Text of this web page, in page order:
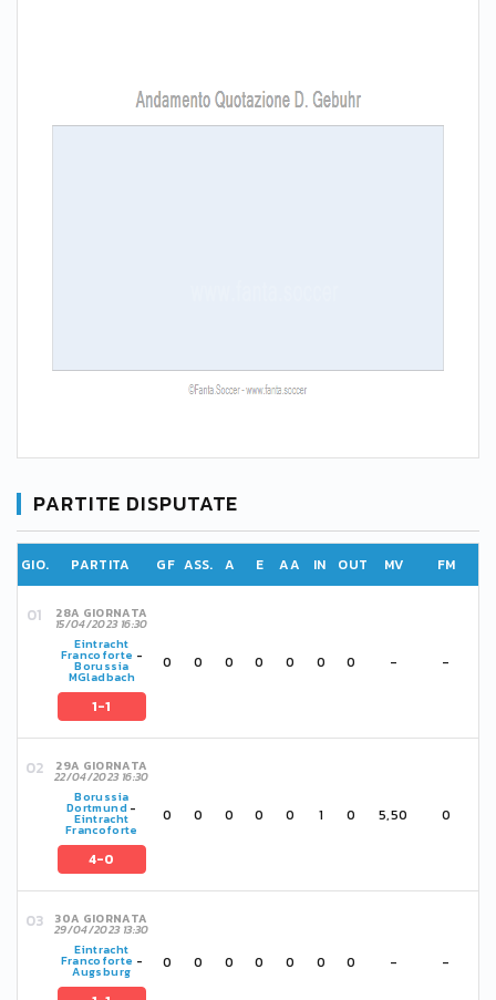
PARTITE DISPUTATE
GIO. PARTITA GF ASS. A E AA IN OUT MV FM
28A GIORNATA
15/04/2023 16:30
Eintracht
Francoforte -
Borussia
MGladbach
1-1
0 0 0 0 0 0 0 - -
29A GIORNATA
22/04/2023 16:30
Borussia
Dortmund-
Eintracht
Francoforte
4-0
0 0 0 0 0 1 0 5,50 0
30A GIORNATA
29/04/2023 13:30
Eintracht
Francoforte -
Augsburg 0 0 0 0 0 0 0 - -